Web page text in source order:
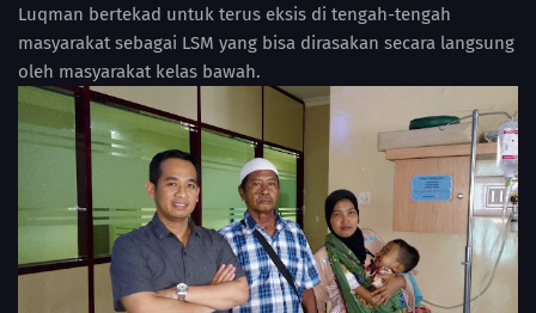
Luqman bertekad untuk terus eksis di tengah-tengah
masyarakat sebagai LSM yang bisa dirasakan secara langsung
oleh masyarakat kelas bawah.